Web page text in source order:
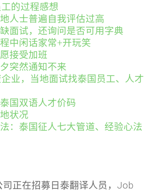
的过程感想
人士普遍自我评估过高
面试，还询问是否可用字典
中闲话家常+开玩笑
接受加班
突然通知不来
业，当地面试找泰国员工、人才
国双语人才价码
状况
：泰国征人七大管道、经验心法
司正在招募日泰翻译人员，Job